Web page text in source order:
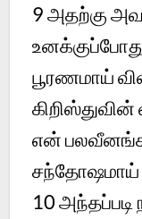
9அதற்கு
பூரணமாய்
என்
சந்தோஷமாய்
10அந்தப்படி